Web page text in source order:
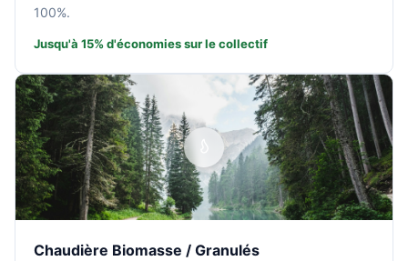
100%.
Jusqu'à 15% d'économies sur le collectif
Chaudière Biomasse / Granulés